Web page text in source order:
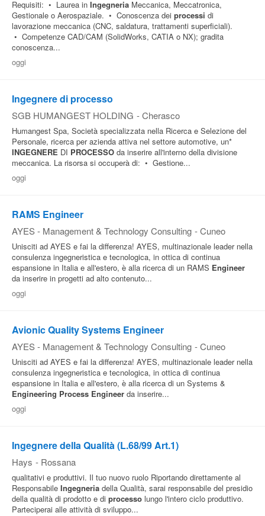
Requisiti: • Laurea in Ingegneria Meccanica, Meccatronica,
Gestionale o Aerospaziale. • Conoscenza dei processi di
lavorazione meccanica (CNC, saldatura, trattamenti superficiali).
• Competenze CAD/CAM (SolidWorks, CATIA o NX); gradita
conoscenza...
oggi
Ingegnere di processo
SGB HUMANGEST HOLDING - Cherasco
Humangest Spa, Società specializzata nella Ricerca e Selezione del
Personale, ricerca per azienda attiva nel settore automotive, un*
INGEGNERE DI PROCESSO da inserire all'interno della divisione
meccanica. La risorsa si occuperà di: • Gestione...
oggi
RAMS Engineer
AYES - Management & Technology Consulting - Cuneo
Unisciti ad AYES e fai la differenza! AYES, multinazionale leader nella
consulenza ingegneristica e tecnologica, in ottica di continua
espansione in Italia e all'estero, è alla ricerca di un RAMS Engineer
da inserire in progetti ad alto contenuto...
oggi
Avionic Quality Systems Engineer
AYES - Management & Technology Consulting - Cuneo
Unisciti ad AYES e fai la differenza! AYES, multinazionale leader nella
consulenza ingegneristica e tecnologica, in ottica di continua
espansione in Italia e all'estero, è alla ricerca di un Systems &
Engineering Process Engineer da inserire...
oggi
Ingegnere della Qualità (L.68/99 Art.1)
Hays - Rossana
qualitativi e produttivi. Il tuo nuovo ruolo Riportando direttamente al
Responsabile Ingegneria della Qualità, sarai responsabile del presidio
della qualità di prodotto e di processo lungo l'intero ciclo produttivo.
Parteciperai alle attività di sviluppo...